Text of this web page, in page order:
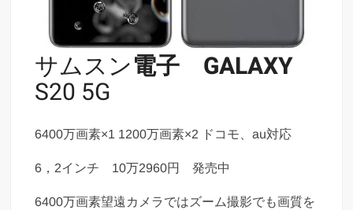
サムスン電子 GALAXY
S20 5G
6400万画素×1 1200万画素×2 ドコモ、au対応
6，2インチ 10万2960円 発売中
6400万画素望遠カメラではズーム撮影でも画質を